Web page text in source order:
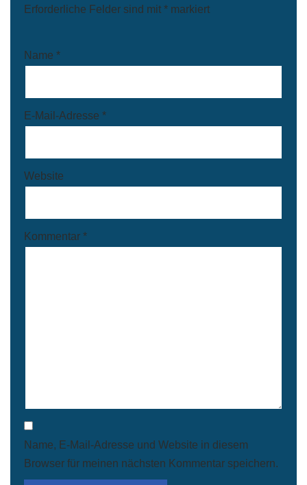
Erforderliche Felder sind mit * markiert
Name *
E-Mail-Adresse *
Website
Kommentar *
Name, E-Mail-Adresse und Website in diesem
Browser für meinen nächsten Kommentar speichern.